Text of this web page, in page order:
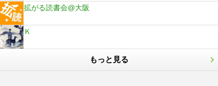
拡がる読書会@大阪
Ｋ
もっと見る